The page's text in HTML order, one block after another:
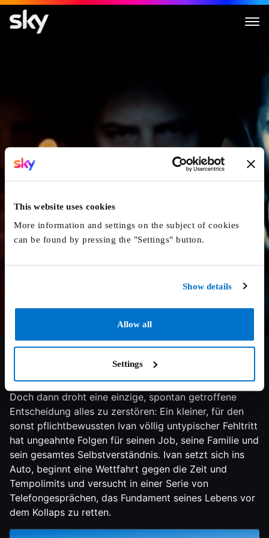
This website uses cookies
More information and settings on the subject of cookies
can be found by pressing the "Settings" button.
Show details
Allow all
Settings
No Turning Back
2014 85 min
hart arbeitender Leiter einer Grossbaustelle, steht kurz
vor der grössten Herausforderung seiner Karriere.
Doch dann droht eine einzige, spontan getroffene
Entscheidung alles zu zerstören: Ein kleiner, für den
sonst pflichtbewussten Ivan völlig untypischer Fehltritt
hat ungeahnte Folgen für seinen Job, seine Familie und
sein gesamtes Selbstverständnis. Ivan setzt sich ins
Auto, beginnt eine Wettfahrt gegen die Zeit und
Tempolimits und versucht in einer Serie von
Telefongesprächen, das Fundament seines Lebens vor
dem Kollaps zu retten.